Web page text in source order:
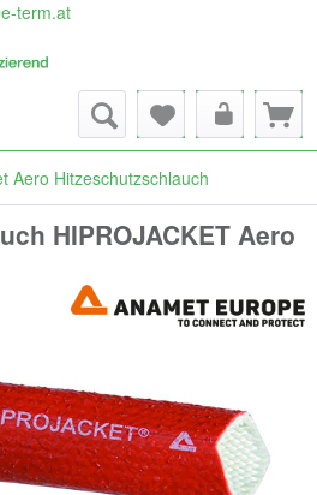
term.at
Aero Hitzeschutzschlauch
HIPROJACKET Aero